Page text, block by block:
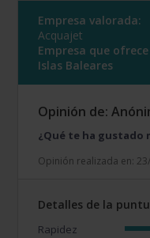
Empresa valorada:
Acquajet
Empresa que
Islas Baleares
Opinión de:
¿Qué te ha gustado
Opinión realizada en:
Detalles de la
Rapidez